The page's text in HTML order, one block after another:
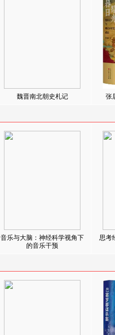
魏晋南北朝史札记 张
音乐与大脑：神经科学视角下
的音乐干预
思考